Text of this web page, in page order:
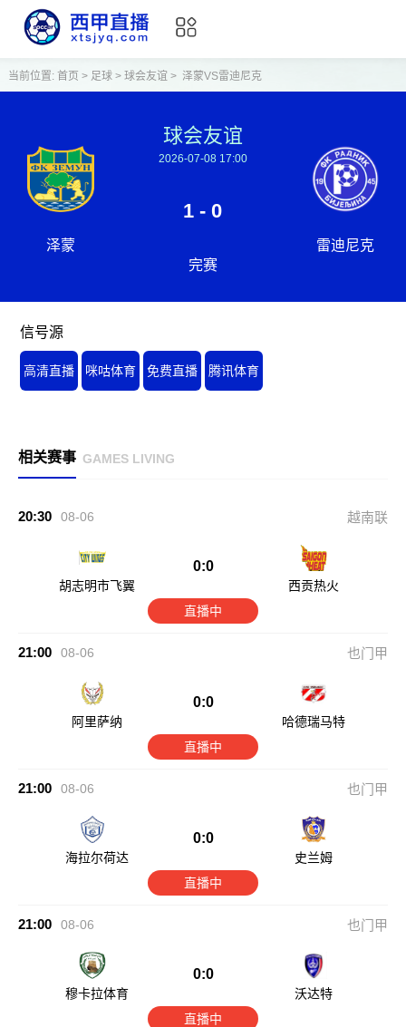
当前位置: 首页 > 足球> 球会友谊 > 泽蒙VS雷迪尼克
泽蒙
球会友谊
2026-07-08 17:00
1 - 0
完赛
雷迪尼克
信号源
高清直播 咪咕体育 免费直播 腾讯体育
相关赛事 GAMES LIVING
20:30 08-06 越南联
胡志明市飞翼
0:0
西贡热火
直播中
21:00 08-06 也门甲
阿里萨纳
0:0
哈德瑞马特
直播中
21:00 08-06 也门甲
海拉尔荷达
0:0
史兰姆
直播中
21:00 08-06 也门甲
穆卡拉体育
0:0
沃达特
直播中